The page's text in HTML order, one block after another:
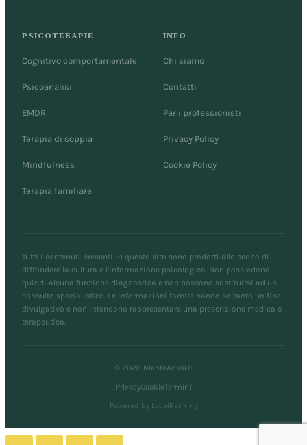
PSICOTERAPIE
Cognitivo comportamentale
Psicoanalisi
EMDR
Terapia di coppia
Mindfulness
Terapia familiare
INFO
Chi siamo
Contatti
Per i professionisti
Privacy Policy
Cookie Policy
Tutti i contenuti presenti in questo sito sono prodotti allo scopo di
diffondere la cultura e l'informazione psicologica. Non possiedono
quindi alcuna funzione diagnostica e non possono sostituirsi ad un
consulto specialistico. Le informazioni fornite hanno soltanto un fine
divulgativo e non intendono rappresentare una prescrizione medica o
terapeutica.
© 2026 NienteAnsia.it
PrivacyCookieTermini
Powered by LocalRanking